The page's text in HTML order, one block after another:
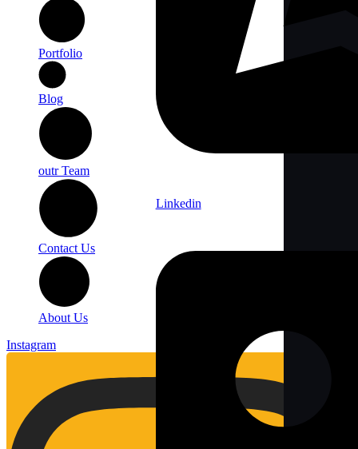
Linkedin
Portfolio
Blog
outr Team
Contact Us
About Us
Instagram